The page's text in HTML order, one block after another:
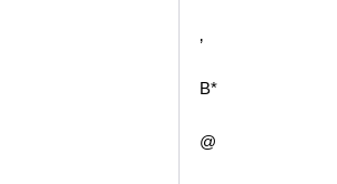
‚
B*
@